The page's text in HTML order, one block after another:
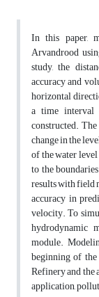
In this paper,
Arvandrood
study, the
accuracy and
horizontal
a time
constructed.
change in the
of the water
to the
results with field
accuracy in
velocity. To
hydrodynamic
module.
beginning of
Refinery and
application,